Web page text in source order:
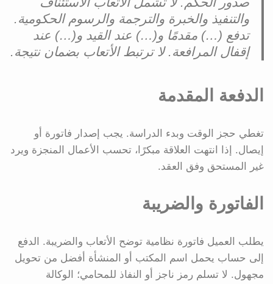
والتنفيذ والخبرة والترجمة والرسوم الحكومية.
تدفع (…) مقدمًا و(…) عند القيد و(…) عند
إقفال المرافعة. لا ترتبط الأتعاب بضمان نتيجة.
الدفعة المقدمة
تغطي حجز الوقت وبدء الدراسة. يجب إصدار فاتورة أو
إيصال. إذا انتهت العلاقة مبكرًا، تحسب الأعمال المنجزة ويرد
غير المستحق وفق العقد.
الفاتورة والضريبة
يطلب العميل فاتورة نظامية توضح الأتعاب والضريبة. الدفع
إلى حساب يحمل اسم المكتب أو المنشأة أفضل من تحويل
مجهول. لا تسلم رمز ناجز أو النفاذ للمحامي؛ الوكالة